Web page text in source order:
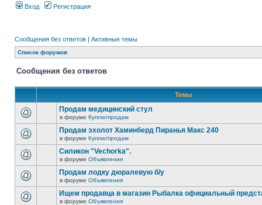
Вход Регистрация
Сообщения без ответов | Активные темы
Список форумов
Сообщения без ответов
Темы
Продам медицинский стул
в форуме Куплю/продам
Продам эхолот Хаминберд Пиранья Макс 240
в форуме Куплю/продам
Силикон "Vechorka".
в форуме Объявления
Продам лодку дюралевую б/у
в форуме Объявления
Ищем продавца в магазин Рыбалка официальный
в форуме Объявления